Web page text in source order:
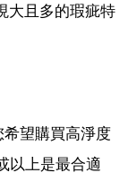
大且多的瑕疵特
希望購買高淨度
以上是最合適